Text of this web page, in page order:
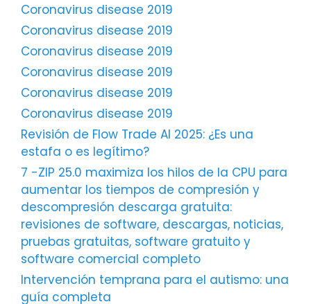
Coronavirus disease 2019
Coronavirus disease 2019
Coronavirus disease 2019
Coronavirus disease 2019
Coronavirus disease 2019
Coronavirus disease 2019
Revisión de Flow Trade AI 2025: ¿Es una
estafa o es legítimo?
7 -ZIP 25.0 maximiza los hilos de la CPU para
aumentar los tiempos de compresión y
descompresión descarga gratuita:
revisiones de software, descargas, noticias,
pruebas gratuitas, software gratuito y
software comercial completo
Intervención temprana para el autismo: una
guía completa